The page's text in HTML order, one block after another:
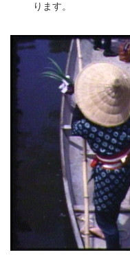
ります。